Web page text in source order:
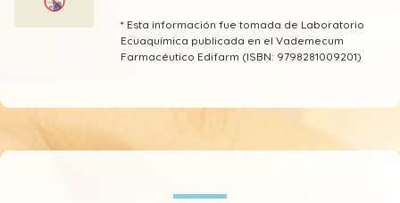
* Esta información fue tomada de Laboratorio
Ecuaquímica publicada en el Vademecum
Farmacéutico Edifarm (ISBN: 9798281009201)